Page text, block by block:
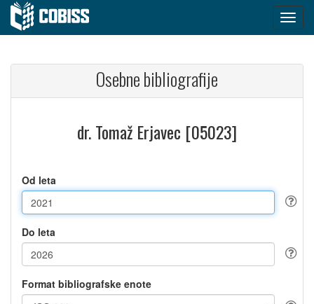
Osebne bibliografije
dr. Tomaž Erjavec [05023]
Od leta
Do leta
Format bibliografske enote